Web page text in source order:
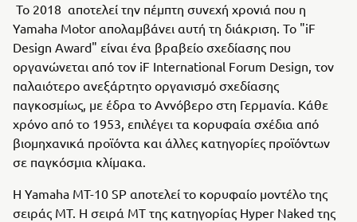
Το 2018 αποτελεί την πέμπτη συνεχή χρονιά που η
Yamaha Motor απολαμβάνει αυτή τη διάκριση. Το "iF
Design Award" είναι ένα βραβείο σχεδίασης που
οργανώνεται από τον iF International Forum Design, τον
παλαιότερο ανεξάρτητο οργανισμό σχεδίασης
παγκοσμίως, με έδρα το Αννόβερο στη Γερμανία. Κάθε
χρόνο από το 1953, επιλέγει τα κορυφαία σχέδια από
βιομηχανικά προϊόντα και άλλες κατηγορίες προϊόντων
σε παγκόσμια κλίμακα.
Η Yamaha MT-10 SP αποτελεί το κορυφαίο μοντέλο της
σειράς MT. Η σειρά MT της κατηγορίας Hyper Naked της